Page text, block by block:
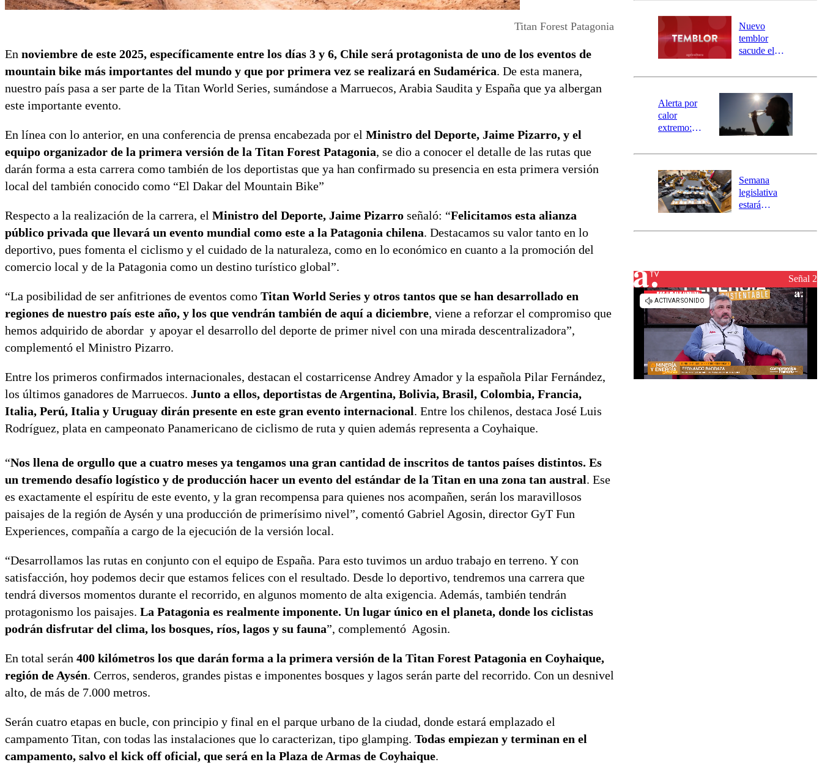
Titan Forest Patagonia
En noviembre de este 2025, específicamente entre los días 3 y 6, Chile será protagonista de uno de los eventos de
mountain bike más importantes del mundo y que por primera vez se realizará en Sudamérica. De esta manera,
nuestro país pasa a ser parte de la Titan World Series, sumándose a Marruecos, Arabia Saudita y España que ya albergan
este importante evento.
En línea con lo anterior, en una conferencia de prensa encabezada por el Ministro del Deporte, Jaime Pizarro, y el
equipo organizador de la primera versión de la Titan Forest Patagonia, se dio a conocer el detalle de las rutas que
darán forma a esta carrera como también de los deportistas que ya han confirmado su presencia en esta primera versión
local del también conocido como “El Dakar del Mountain Bike”
Respecto a la realización de la carrera, el Ministro del Deporte, Jaime Pizarro señaló: “Felicitamos esta alianza
público privada que llevará un evento mundial como este a la Patagonia chilena. Destacamos su valor tanto en lo
deportivo, pues fomenta el ciclismo y el cuidado de la naturaleza, como en lo económico en cuanto a la promoción del
comercio local y de la Patagonia como un destino turístico global”.
“La posibilidad de ser anfitriones de eventos como Titan World Series y otros tantos que se han desarrollado en
regiones de nuestro país este año, y los que vendrán también de aquí a diciembre, viene a reforzar el compromiso que
hemos adquirido de abordar y apoyar el desarrollo del deporte de primer nivel con una mirada descentralizadora”,
complementó el Ministro Pizarro.
Entre los primeros confirmados internacionales, destacan el costarricense Andrey Amador y la española Pilar Fernández,
los últimos ganadores de Marruecos. Junto a ellos, deportistas de Argentina, Bolivia, Brasil, Colombia, Francia,
Italia, Perú, Italia y Uruguay dirán presente en este gran evento internacional. Entre los chilenos, destaca José Luis
Rodríguez, plata en campeonato Panamericano de ciclismo de ruta y quien además representa a Coyhaique.
“Nos llena de orgullo que a cuatro meses ya tengamos una gran cantidad de inscritos de tantos países distintos. Es
un tremendo desafío logístico y de producción hacer un evento del estándar de la Titan en una zona tan austral. Ese
es exactamente el espíritu de este evento, y la gran recompensa para quienes nos acompañen, serán los maravillosos
paisajes de la región de Aysén y una producción de primerísimo nivel”, comentó Gabriel Agosin, director GyT Fun
Experiences, compañía a cargo de la ejecución de la versión local.
“Desarrollamos las rutas en conjunto con el equipo de España. Para esto tuvimos un arduo trabajo en terreno. Y con
satisfacción, hoy podemos decir que estamos felices con el resultado. Desde lo deportivo, tendremos una carrera que
tendrá diversos momentos durante el recorrido, en algunos momento de alta exigencia. Además, también tendrán
protagonismo los paisajes. La Patagonia es realmente imponente. Un lugar único en el planeta, donde los ciclistas
podrán disfrutar del clima, los bosques, ríos, lagos y su fauna”, complementó Agosin.
En total serán 400 kilómetros los que darán forma a la primera versión de la Titan Forest Patagonia en Coyhaique,
región de Aysén. Cerros, senderos, grandes pistas e imponentes bosques y lagos serán parte del recorrido. Con un desnivel
alto, de más de 7.000 metros.
Serán cuatro etapas en bucle, con principio y final en el parque urbano de la ciudad, donde estará emplazado el
campamento Titan, con todas las instalaciones que lo caracterizan, tipo glamping. Todas empiezan y terminan en el
campamento, salvo el kick off oficial, que será en la Plaza de Armas de Coyhaique.
río Damas:
activa
mensajería
SAE
Nuevo
temblor
sacude el
revisa la
epicentro
Alerta por
calor
extremo:
activa Alerta
Preventiva en
tres comunas
Semana
legislativa
estará
el fin de la
reconstrucciónSeñal 2